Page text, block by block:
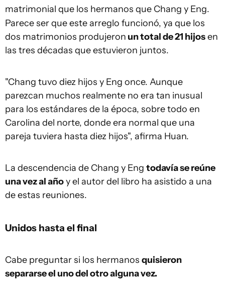
matrimonial que los hermanos que Chang y Eng.
Parece ser que este arreglo funcionó, ya que los
dos matrimonios produjeron un total de 21 hijosen
las tres décadas que estuvieron juntos.
"Chang tuvo diez hijos y Eng once. Aunque
parezcan muchos realmente no era tan inusual
para los estándares de la época, sobre todo en
Carolina del norte, donde era normal que una
pareja tuviera hasta diez hijos", afirma Huan.
La descendencia de Chang y Eng todavía se reúne
una vez al añoy el autor del libro ha asistido a una
de estas reuniones.
Unidos hasta el final
Cabe preguntar si los hermanos quisieron
separarse el uno del otro alguna vez.